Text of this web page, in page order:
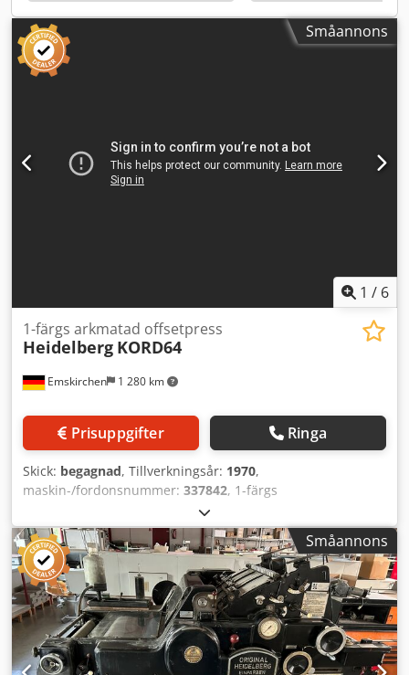
Småannons
1 / 6
Emskirchen 1 280 km
1-färgs arkmatad offsetpress
Heidelberg KORD64
Prisuppgifter Ringa
Skick: begagnad, Tillverkningsår: 1970,
maskin-/fordonsnummer: 337842, 1-färgs
arkoffsettryckmaskin Heidelberg KORD64, år 1970 - serienr.
337842 Max format: 460 x 640 mm Max hastighet: 8.000
ark/timme Konventionellt fuktsystem Online
videoinspektion via Skype-video Vi ser gärna att du besöker
oss – fler maskiner i lager Omedelbart tillgänglig – Kan
inspekteras Finns i lager i Emskirchen / Nürnberg – Kan
testköras Dodpfxjh Uhpfj Ahnekr
Småannons